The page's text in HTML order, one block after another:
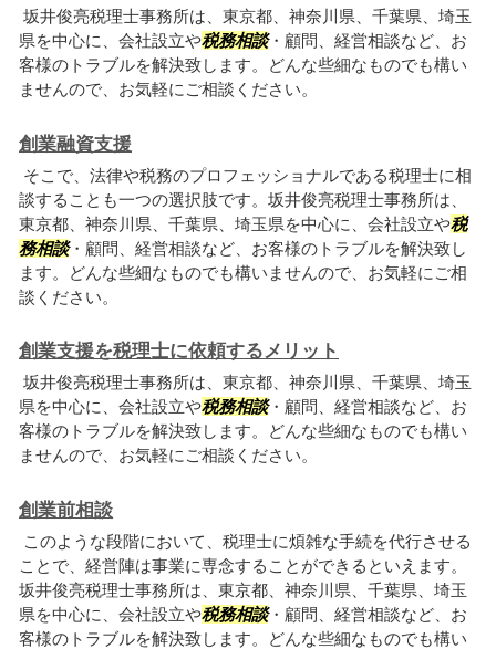
坂井俊亮税理士事務所は、東京都、神奈川県、千葉県、埼玉
県を中心に、会社設立や税務相談・顧問、経営相談など、お
客様のトラブルを解決致します。どんな些細なものでも構い
ませんので、お気軽にご相談ください。
創業融資支援
そこで、法律や税務のプロフェッショナルである税理士に相
談することも一つの選択肢です。坂井俊亮税理士事務所は、
東京都、神奈川県、千葉県、埼玉県を中心に、会社設立や税
務相談・顧問、経営相談など、お客様のトラブルを解決致し
ます。どんな些細なものでも構いませんので、お気軽にご相
談ください。
創業支援を税理士に依頼するメリット
坂井俊亮税理士事務所は、東京都、神奈川県、千葉県、埼玉
県を中心に、会社設立や税務相談・顧問、経営相談など、お
客様のトラブルを解決致します。どんな些細なものでも構い
ませんので、お気軽にご相談ください。
創業前相談
このような段階において、税理士に煩雑な手続を代行させる
ことで、経営陣は事業に専念することができるといえます。
坂井俊亮税理士事務所は、東京都、神奈川県、千葉県、埼玉
県を中心に、会社設立や税務相談・顧問、経営相談など、お
客様のトラブルを解決致します。どんな些細なものでも構い